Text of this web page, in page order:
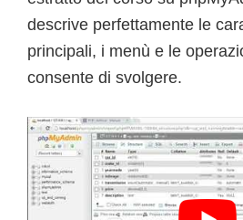
descrive perfettamente le
principali, i menù e le
consente di svolgere.